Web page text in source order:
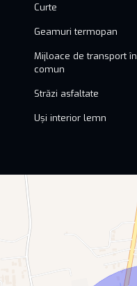
Curte
Geamuri termopan
Mijloace de transport în
comun
Străzi asfaltate
Uși interior lemn